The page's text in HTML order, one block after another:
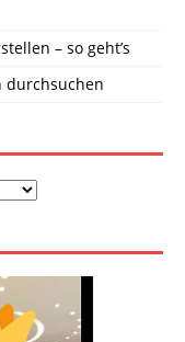
– so geht’s
durchsuchen